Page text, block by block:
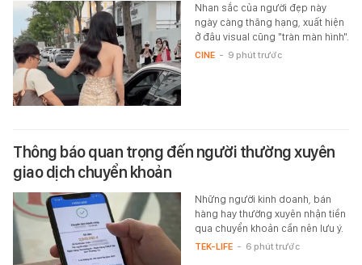
Nhan sắc của người đẹp này
ngày càng thăng hạng, xuất hiện
ở đâu visual cũng "tràn màn hình".
CINE - 9 phút trước
Thông báo quan trọng đến người thường xuyên
giao dịch chuyển khoản
Những người kinh doanh, bán
hàng hay thường xuyên nhận tiền
qua chuyển khoản cần nên lưu ý.
TEK-LIFE - 6 phút trước